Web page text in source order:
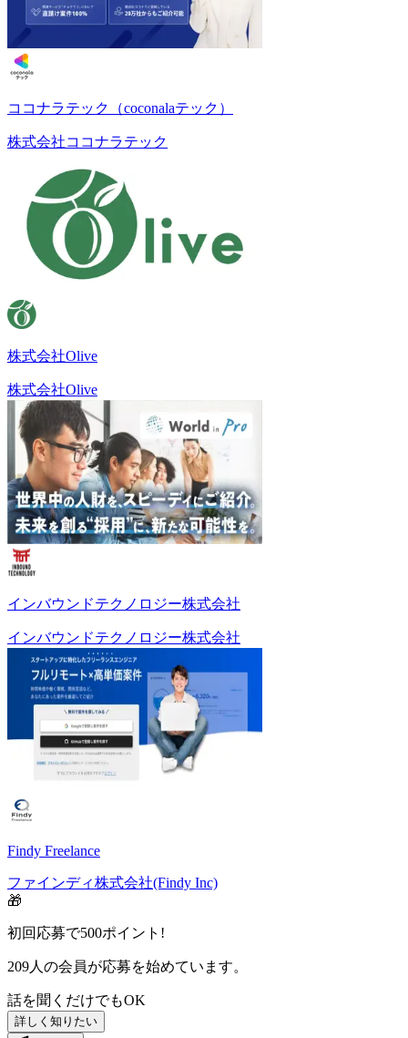
ココナラテック（coconalaテック）
株式会社ココナラテック
株式会社Olive
株式会社Olive
インバウンドテクノロジー株式会社
インバウンドテクノロジー株式会社
Findy Freelance
ファインディ株式会社(Findy Inc)
🎁
初回応募で500ポイント!
209人の会員が応募を始めています。
話を聞くだけでもOK
詳しく知りたい